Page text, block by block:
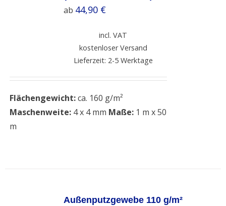
ab 44,90 €
incl. VAT
kostenloser Versand
Lieferzeit: 2-5 Werktage
Flächengewicht:ca. 160 g/m²
Maschenweite:4 x 4 mm Maße:1 m x 50
m
Außenputzgewebe 110 g/m²